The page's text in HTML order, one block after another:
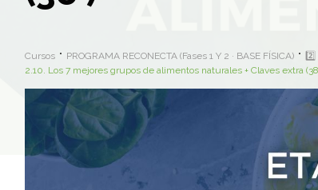
Cursos PROGRAMA RECONECTA (Fases 1 Y 2 · BASE FÍSICA)
2.10. Los 7 mejores grupos de alimentos naturales + Claves extra